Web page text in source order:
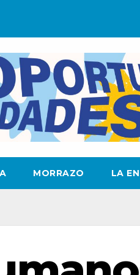
MORRAZO LA